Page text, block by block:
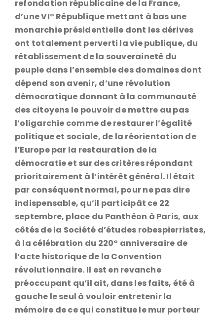
refondation républicaine de la France,
d’une VI° République mettant à bas une
monarchie présidentielle dont les dérives
ont totalement perverti la vie publique, du
rétablissement de la souveraineté du
peuple dans l’ensemble des domaines dont
dépend son avenir, d’une révolution
démocratique donnant à la communauté
des citoyens le pouvoir de mettre au pas
l’oligarchie comme de restaurer l’égalité
politique et sociale, de la réorientation de
l’Europe par la restauration de la
démocratie et sur des critères répondant
prioritairement à l’intérêt général. Il était
par conséquent normal, pour ne pas dire
indispensable, qu’il participât ce 22
septembre, place du Panthéon à Paris, aux
côtés de la Société d’études robespierristes,
à la célébration du 220° anniversaire de
l’acte historique de la Convention
révolutionnaire. Il est en revanche
préoccupant qu’il ait, dans les faits, été à
gauche le seul à vouloir entretenir la
mémoire de ce qui constitue le mur porteur